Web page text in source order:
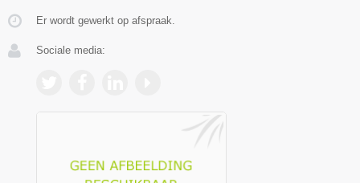
Er wordt gewerkt op afspraak.
Sociale media: